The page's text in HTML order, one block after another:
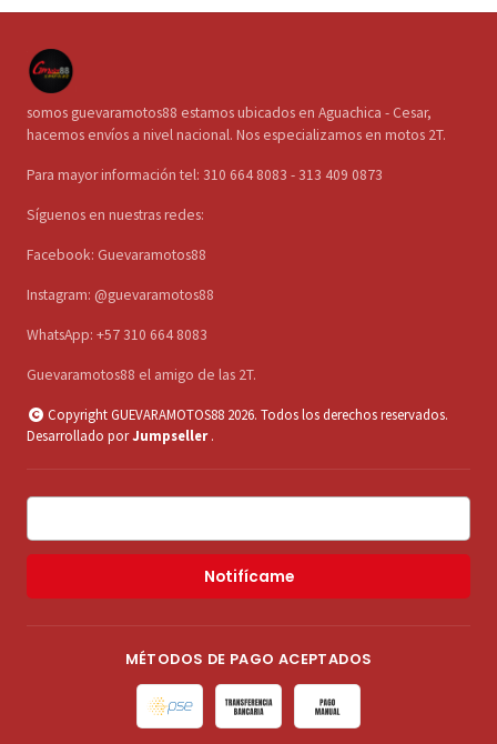
somos guevaramotos88 estamos ubicados en Aguachica - Cesar,
hacemos envíos a nivel nacional. Nos especializamos en motos 2T.
Para mayor información tel: 310 664 8083 - 313 409 0873
Síguenos en nuestras redes:
Facebook: Guevaramotos88
Instagram: @guevaramotos88
WhatsApp: +57 310 664 8083
Guevaramotos88 el amigo de las 2T.
Copyright GUEVARAMOTOS88 2026. Todos los derechos reservados.
Desarrollado porJumpseller .
Notifícame
MÉTODOS DE PAGO ACEPTADOS